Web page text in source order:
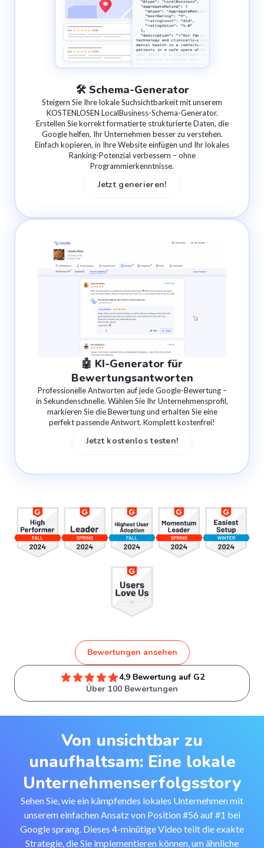
🛠 Schema-Generator
Steigern Sie Ihre lokale Suchsichtbarkeit mit unserem
KOSTENLOSEN LocalBusiness-Schema-Generator.
Erstellen Sie korrekt formatierte strukturierte Daten, die
Google helfen, Ihr Unternehmen besser zu verstehen.
Einfach kopieren, in Ihre Website einfügen und Ihr lokales
Ranking-Potenzial verbessern – ohne
Programmierkenntnisse.
Jetzt generieren!
🤖 KI-Generator für
Bewertungsantworten
Professionelle Antworten auf jede Google-Bewertung –
in Sekundenschnelle. Wählen Sie Ihr Unternehmensprofil,
markieren Sie die Bewertung und erhalten Sie eine
perfekt passende Antwort. Komplett kostenfrei!
Jetzt kostenlos testen!
Bewertungen ansehen
4,9 Bewertung auf G2
Über 100 Bewertungen
Von unsichtbar zu
unaufhaltsam: Eine lokale
Unternehmenserfolgsstory
Sehen Sie, wie ein kämpfendes lokales Unternehmen mit
unserem einfachen Ansatz von Position #56 auf #1 bei
Google sprang. Dieses 4-minütige Video teilt die exakte
Strategie, die Sie implementieren können, um ähnliche